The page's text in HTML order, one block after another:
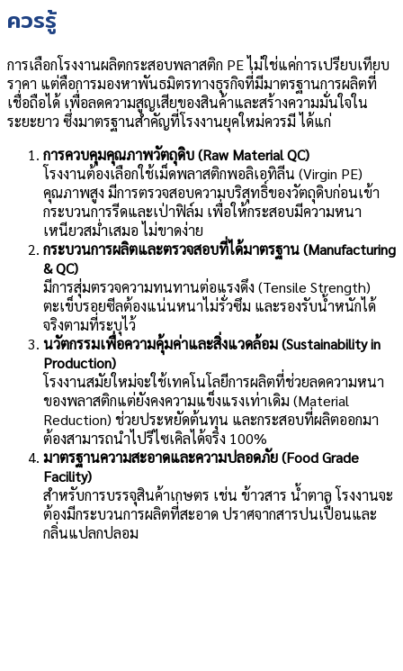
ควรรู้
การเลือกโรงงานผลิตกระสอบพลาสติก PE ไม่ใช่แค่การเปรียบเทียบ
ราคา แต่คือการมองหาพันธมิตรทางธุรกิจที่มีมาตรฐานการผลิตที่
เชื่อถือได้ เพื่อลดความสูญเสียของสินค้าและสร้างความมั่นใจใน
ระยะยาว ซึ่งมาตรฐานสำคัญที่โรงงานยุคใหม่ควรมี ได้แก่
การควบคุมคุณภาพวัตถุดิบ (Raw Material QC)
โรงงานต้องเลือกใช้เม็ดพลาสติกพอลิเอทิลีน (Virgin PE)
คุณภาพสูง มีการตรวจสอบความบริสุทธิ์ของวัตถุดิบก่อนเข้า
กระบวนการรีดและเป่าฟิล์ม เพื่อให้กระสอบมีความหนา
เหนียวสม่ำเสมอ ไม่ขาดง่าย
กระบวนการผลิตและตรวจสอบที่ได้มาตรฐาน (Manufacturing
& QC)
มีการสุ่มตรวจความทนทานต่อแรงดึง (Tensile Strength)
ตะเข็บรอยซีลต้องแน่นหนาไม่รั่วซึม และรองรับน้ำหนักได้
จริงตามที่ระบุไว้
นวัตกรรมเพื่อความคุ้มค่าและสิ่งแวดล้อม (Sustainability in
Production)
โรงงานสมัยใหม่จะใช้เทคโนโลยีการผลิตที่ช่วยลดความหนา
ของพลาสติกแต่ยังคงความแข็งแรงเท่าเดิม (Material
Reduction) ช่วยประหยัดต้นทุน และกระสอบที่ผลิตออกมา
ต้องสามารถนำไปรีไซเคิลได้จริง 100%
มาตรฐานความสะอาดและความปลอดภัย (Food Grade
Facility)
สำหรับการบรรจุสินค้าเกษตร เช่น ข้าวสาร น้ำตาล โรงงานจะ
ต้องมีกระบวนการผลิตที่สะอาด ปราศจากสารปนเปื้อนและ
กลิ่นแปลกปลอม